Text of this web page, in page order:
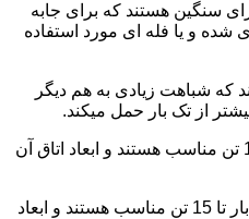
سنگین هستند که برای جابه
شده و یا فله ای مورد استفاده
که شباهت زیادی به هم دیگر
6 چرخ ها برای جابه جایی بار تا 10 تن مناسب هستند و ابعاد اتاق آن
همان 10 چرخ ها برای جابه جایی بار تا 15 تن مناسب هستند و ابعاد